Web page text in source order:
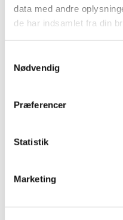
data med andre
de har indsamlet fra din
Nødvendig
Præferencer
Statistik
Marketing
Du vil måske